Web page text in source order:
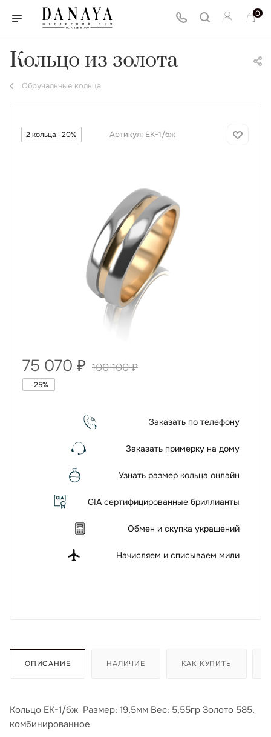
0
Кольцо из золота
Обручальные кольца
2 кольца -20% Артикул: ЕК-1/бж
75 070 ₽ 100 100₽
-25%
Заказать по телефону
Заказать примерку на дому
Узнать размер кольца онлайн
GIA сертифицированные бриллианты
Обмен и скупка украшений
Начисляем и списываем мили
ОПИСАНИЕ НАЛИЧИЕ КАК КУПИТЬ
Кольцо ЕК-1/бж Размер: 19,5мм Вес: 5,55гр Золото 585,
комбинированное